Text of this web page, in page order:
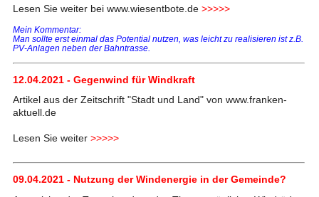
Lesen Sie weiter bei www.wiesentbote.de >>>>>
Mein Kommentar:
Man sollte erst einmal das Potential nutzen, was leicht zu realisieren ist z.B.
PV-Anlagen neben der Bahntrasse.
12.04.2021 - Gegenwind für Windkraft
Artikel aus der Zeitschrift "Stadt und Land" von www.franken-
aktuell.de
Lesen Sie weiter >>>>>
09.04.2021 - Nutzung der Windenergie in der Gemeinde?